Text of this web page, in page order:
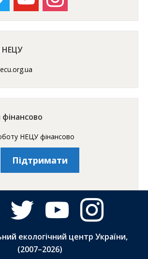
НЕЦУ
НЕЦУ фінансово
Підтримати
twitter youtube instagram
екологічний центр України,
(2007–2026)